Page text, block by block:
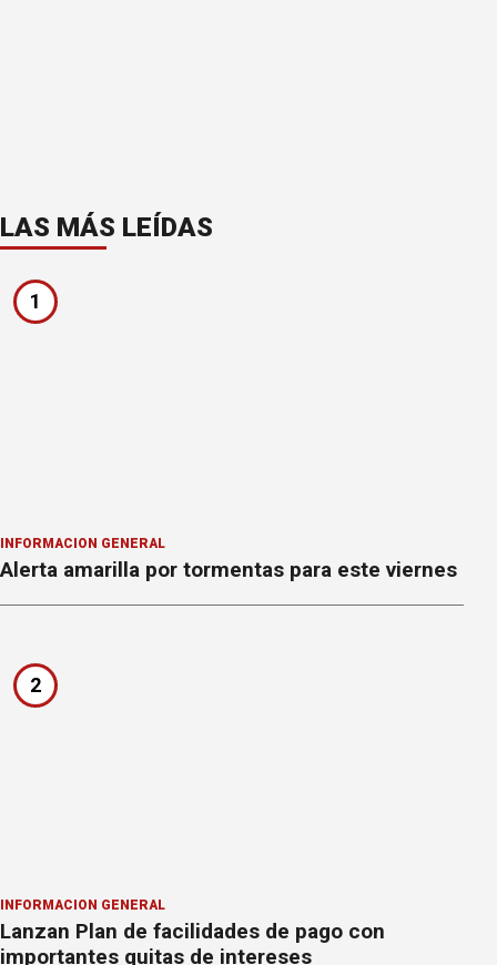
LAS MÁS LEÍDAS
1
INFORMACION GENERAL
Alerta amarilla por tormentas para este viernes
2
INFORMACION GENERAL
Lanzan Plan de facilidades de pago con
importantes quitas de intereses